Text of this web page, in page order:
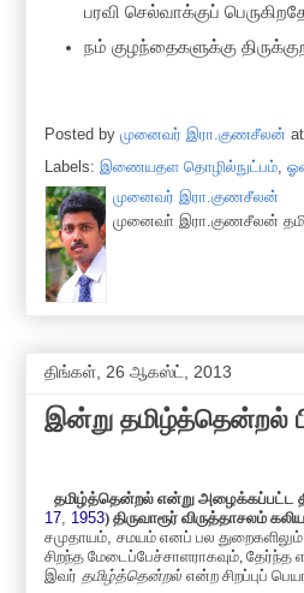
பரவி செல்வாக்குப்
நம் குழந்தைகளுக்கு
Posted by முனைவர் இரா.குணசீலன் at
Labels: இணையதள தொழில்நுட்பம்,
முனைவர் இரா.குணசீலன்
முனைவா் இரா.குணசீலன்
திங்கள், 26 ஆகஸ்ட், 2013
இன்று தமிழ்த்தென்றல்
தமிழ்த்தென்றல் என்று அழைக்கப்பட்ட
17 1953) திருவாரூர் விருத்தாசலம்
சமுதாயம் சமயம் எனப் பல
சிறந்த மேடைப்பேச்சாளராகவும்,
இவர் தமிழ்த்தென்றல் என்ற சிறப்புப்